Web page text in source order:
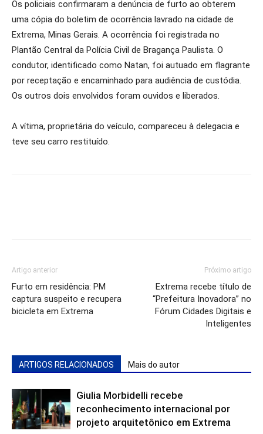
Os policiais confirmaram a denúncia de furto ao obterem
uma cópia do boletim de ocorrência lavrado na cidade de
Extrema, Minas Gerais. A ocorrência foi registrada no
Plantão Central da Polícia Civil de Bragança Paulista. O
condutor, identificado como Natan, foi autuado em flagrante
por receptação e encaminhado para audiência de custódia.
Os outros dois envolvidos foram ouvidos e liberados.
A vítima, proprietária do veículo, compareceu à delegacia e
teve seu carro restituído.
Artigo anterior
Furto em residência: PM
captura suspeito e recupera
bicicleta em Extrema
Próximo artigo
Extrema recebe título de
“Prefeitura Inovadora” no
Fórum Cidades Digitais e
Inteligentes
ARTIGOS RELACIONADOS Mais do autor
Giulia Morbidelli recebe
reconhecimento internacional por
projeto arquitetônico em Extrema